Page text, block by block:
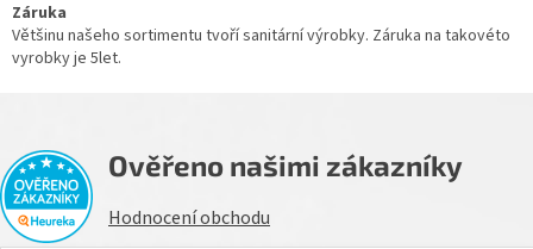
Záruka
Většinu našeho sortimentu tvoří sanitární výrobky. Záruka na takovéto
vyrobky je 5let.
Ověřeno našimi zákazníky
Hodnocení obchodu